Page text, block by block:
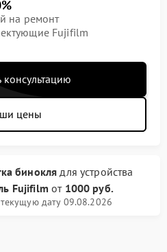
на ремонт
Fujifilm
консультацию
цены
бинокля для устройства
Fujifilm от 1000 руб.
дату 09.08.2026